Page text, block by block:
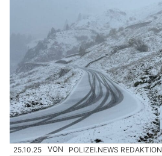
25.10.25 VON POLIZEI.NEWS REDAKTION